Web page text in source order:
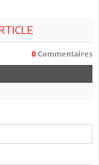
0 Commentaires